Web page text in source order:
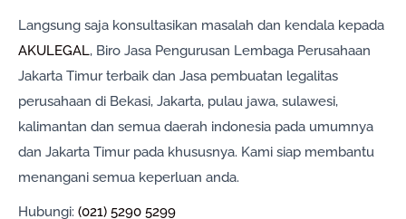
Langsung saja konsultasikan masalah dan kendala kepada
AKULEGAL, Biro Jasa Pengurusan Lembaga Perusahaan
Jakarta Timur terbaik dan Jasa pembuatan legalitas
perusahaan di Bekasi, Jakarta, pulau jawa, sulawesi,
kalimantan dan semua daerah indonesia pada umumnya
dan Jakarta Timur pada khususnya. Kami siap membantu
menangani semua keperluan anda.
Hubungi: (021) 5290 5299